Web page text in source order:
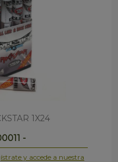
1X24
-
y accede a nuestra